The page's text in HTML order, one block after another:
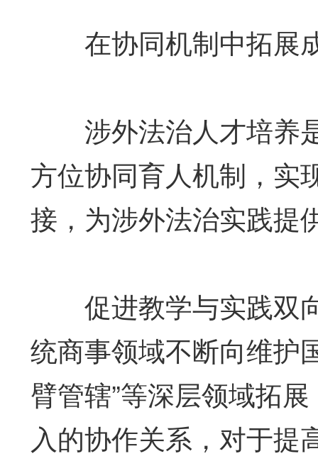
在协同机制中拓展
涉外法治人才培养
方位协同育人机制，实
接，为涉外法治实践提
促进教学与实践双
统商事领域不断向维护
臂管辖”等深层领域拓
入的协作关系，对于提